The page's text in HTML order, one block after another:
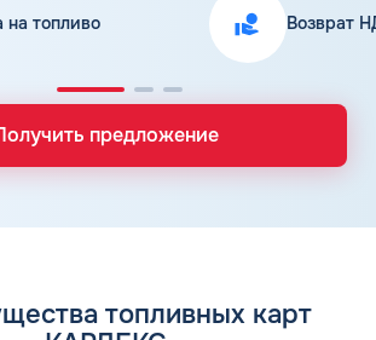
на топливо Возврат
предложение
топливных карт